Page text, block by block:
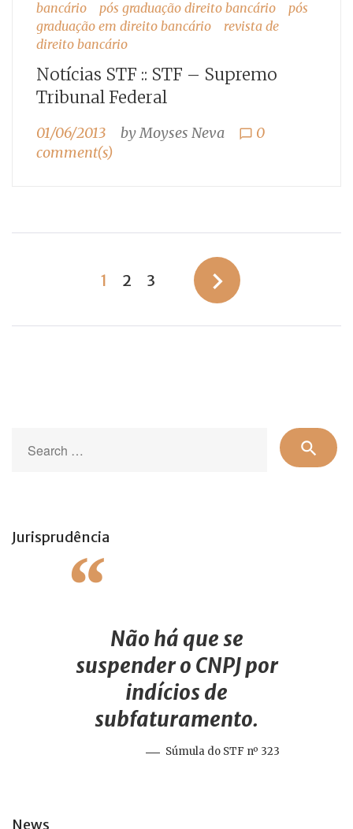
bancário
pós graduação direito bancário
pós
graduação em direito bancário
revista de
direito bancário
Notícias STF :: STF – Supremo
Tribunal Federal
01/06/2013 byMoyses Neva chat_bubble_outline 0
comment(s)
Paginação
posts
1 2 3 navigate_next
for:
search
Jurisprudência
Não há que se
suspender o CNPJ por
indícios de
subfaturamento.
Súmula do STF nº 323
News